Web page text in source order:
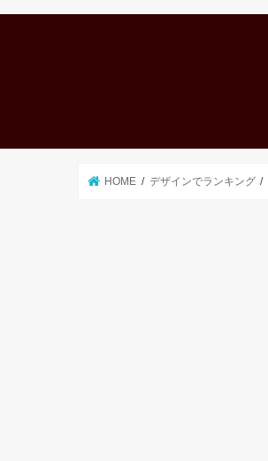
HOME デザインでランキング